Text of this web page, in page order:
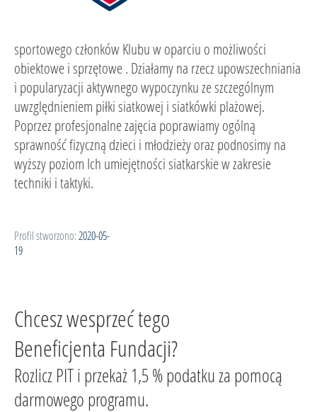
sportowego członków Klubu w oparciu o możliwości
obiektowe i sprzętowe . Działamy na rzecz upowszechniania
i popularyzacji aktywnego wypoczynku ze szczególnym
uwzględnieniem piłki siatkowej i siatkówki plażowej.
Poprzez profesjonalne zajęcia poprawiamy ogólną
sprawność fizyczną dzieci i młodzieży oraz podnosimy na
wyższy poziom Ich umiejętności siatkarskie w zakresie
techniki i taktyki.
Profil stworzono: 2020-05-
19
Chcesz wesprzeć tego
Beneficjenta Fundacji?
Rozlicz PIT i przekaż 1,5 % podatku za pomocą
darmowego programu.